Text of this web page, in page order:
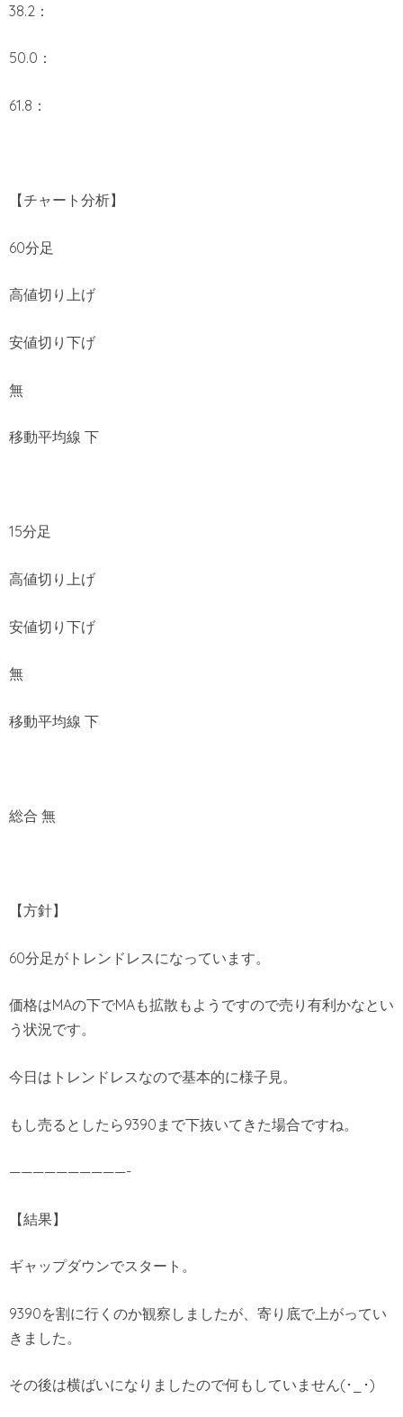
38.2：
50.0：
61.8：
【チャート分析】
60分足
高値切り上げ
安値切り下げ
無
移動平均線 下
15分足
高値切り上げ
安値切り下げ
無
移動平均線 下
総合 無
【方針】
60分足がトレンドレスになっています。
価格はMAの下でMAも拡散もようですので売り有利かなとい
う状況です。
今日はトレンドレスなので基本的に様子見。
もし売るとしたら9390まで下抜いてきた場合ですね。
——————————-
【結果】
ギャップダウンでスタート。
9390を割に行くのか観察しましたが、寄り底で上がってい
きました。
その後は横ばいになりましたので何もしていません(･_･)